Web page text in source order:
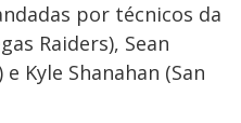
por técnicos da
Raiders), Sean
Kyle Shanahan (San